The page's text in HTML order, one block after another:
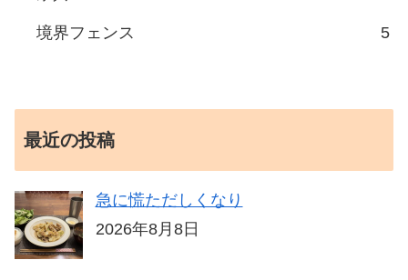
境界フェンス 5
最近の投稿
急に慌ただしくなり
2026年8月8日